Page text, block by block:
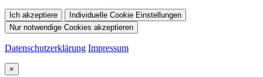
Ich akzeptiere
Individuelle Cookie Einstellungen
Nur notwendige Cookies akzeptieren
Datenschutzerklärung Impressum
×